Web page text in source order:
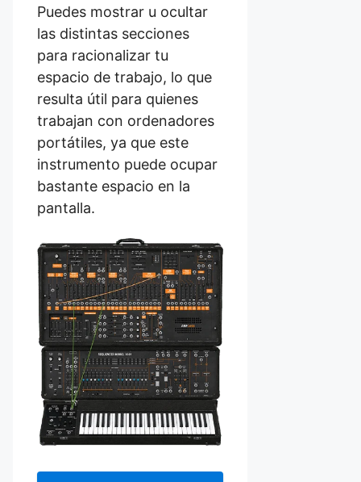
Puedes mostrar u ocultar
las distintas secciones
para racionalizar tu
espacio de trabajo, lo que
resulta útil para quienes
trabajan con ordenadores
portátiles, ya que este
instrumento puede ocupar
bastante espacio en la
pantalla.